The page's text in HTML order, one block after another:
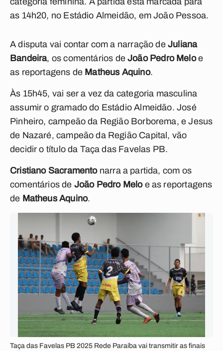
as 14h20, no Estádio Almeidão, em João Pessoa.
A disputa vai contar com a narração deJuliana
Bandeira, os comentários deJoão Pedro Meloe
as reportagens de Matheus Aquino.
Às 15h45, vai ser a vez da categoria masculina
assumir o gramado do Estádio Almeidão. José
Pinheiro, campeão da Região Borborema, e Jesus
de Nazaré, campeão da Região Capital, vão
decidir o título da Taça das Favelas PB.
Cristiano Sacramentonarra a partida, com os
comentários de João Pedro Meloe as reportagens
de Matheus Aquino.
Taça das Favelas PB 2025 Rede Paraíba vai transmitir as finais